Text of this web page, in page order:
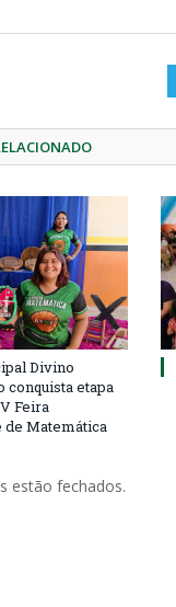
Divino
conquista etapa
Feira
Matemática
estão fechados.